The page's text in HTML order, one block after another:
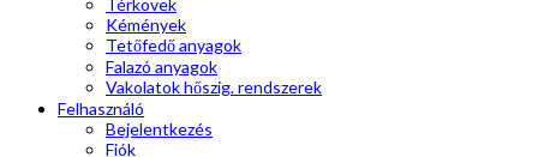
Kémények
Tetőfedő anyagok
Falazó anyagok
Vakolatok hőszig. rendszerek
Felhasználó
Bejelentkezés
Fiók